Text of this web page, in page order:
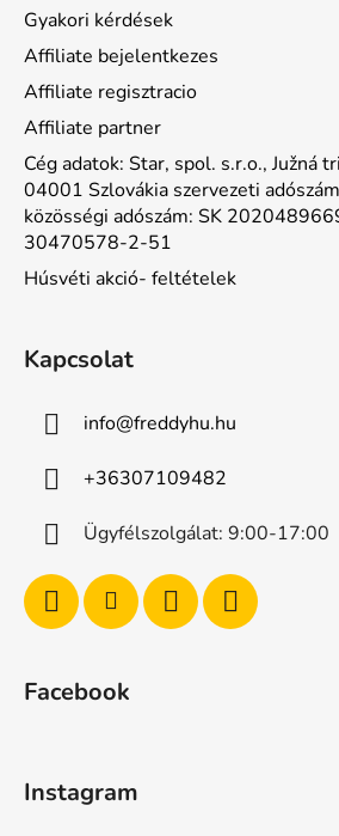
Gyakori kérdések
Affiliate bejelentkezes
Affiliate regisztracio
Affiliate partner
Cég adatok: Star, spol. s.r.o., Južná
04001 Szlovákia szervezeti
közösségi adószám: SK
30470578-2-51
Húsvéti akció- feltételek
Kapcsolat
info@freddyhu.hu
+36307109482
Ügyfélszolgálat: 9:00-17:00
Facebook
Instagram